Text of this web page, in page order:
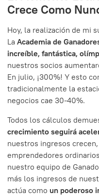
Crece Como
Hoy, la realización de mi
La Academia de
increíble, fantástica,
nuestros socios
En julio, ¡300%! Y esto
tradicionalmente la
negocios cae 30-40%.
Todos los cálculos
crecimiento seguirá
nuestros ingresos
emprendedores
nuestro equipo de
más los ingresos de
actúa como un poderoso